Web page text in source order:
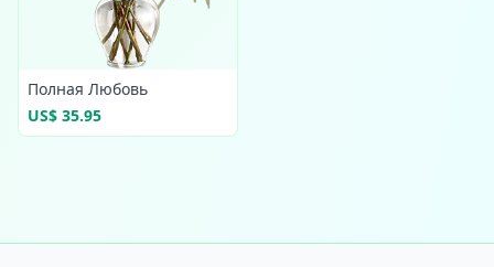
Полная Любовь
US$ 35.95